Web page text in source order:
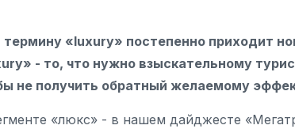
«luxury» постепенно приходит
- то, что нужно взыскательному
не получить обратный желаемому
«люкс» - в нашем дайджесте